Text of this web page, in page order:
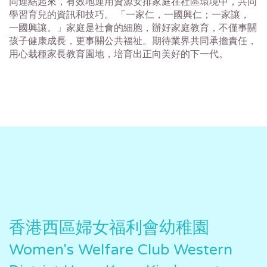
學習育兒的資訊和技巧。 「一家仁，一國興仁；一家讓，
一國興讓。」家庭是社會的細胞，辦好家庭教育，不僅事關
孩子健康成長，更事關公共福祉。期待業界共同承擔責任，
用心栽種家長教育園地，培育出正向美好的下一代。
香港西區婦女福利會幼稚園
Women's Welfare Club Western